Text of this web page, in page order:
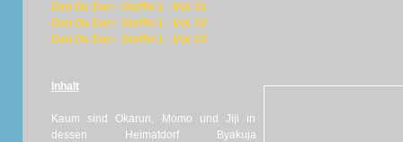
Dan Da Dan - Staffel 1 - Vol. 01
Dan Da Dan - Staffel 1 - Vol. 02
Dan Da Dan - Staffel 1 - Vol. 03
Inhalt
Kaum sind Okarun, Momo und Jiji in
dessen Heimatdorf Byakuja